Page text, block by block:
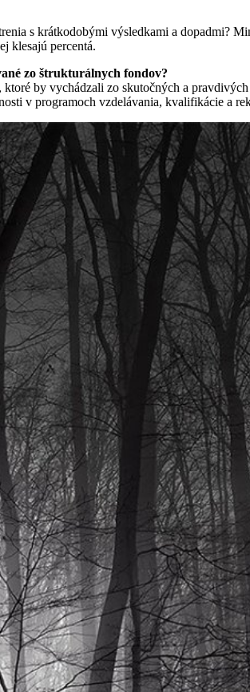
s krátkodobými výsledkami a dopadmi?
klesajú percentá.
zo štrukturálnych fondov?
by vychádzali zo skutočných a
v programoch vzdelávania, kvalifikácie a